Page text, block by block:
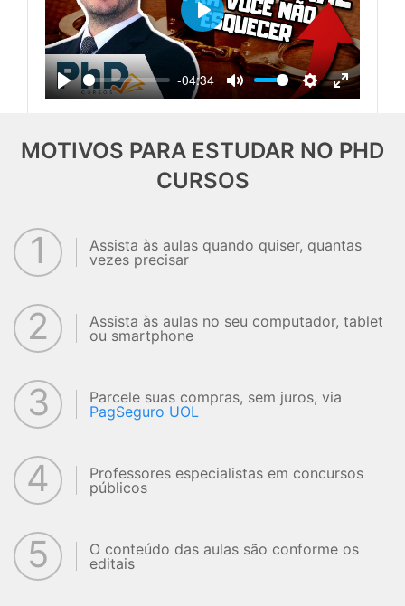
Play
-04:34
Mute Settings
Enter
Play
MOTIVOS PARA ESTUDAR NO PHD
CURSOS
1
Assista às aulas quando quiser, quantas
vezes precisar
2
Assista às aulas no seu computador, tablet
ou smartphone
3
Parcele suas compras, sem juros, via
PagSeguro UOL
4
Professores especialistas em concursos
públicos
5
O conteúdo das aulas são conforme os
editais